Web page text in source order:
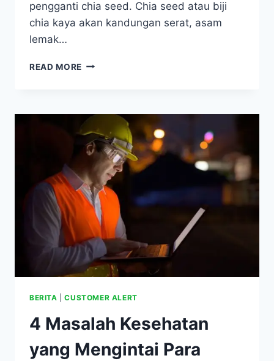
pengganti chia seed. Chia seed atau biji
chia kaya akan kandungan serat, asam
lemak…
READ MORE 15
UNTUK
KESEHATAN
BERITA |CUSTOMER ALERT
4 Masalah Kesehatan
yang Mengintai Para